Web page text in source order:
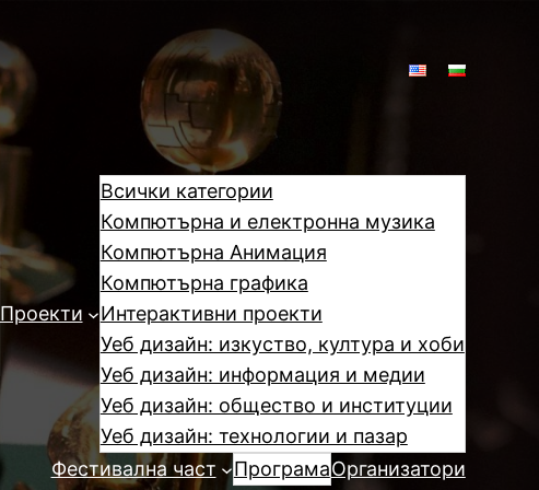
Проекти
Всички категории
Компютърна и електронна музика
Компютърна Анимация
Компютърна графика
Интерактивни проекти
Уеб дизайн: изкуство, култура и хоби
Уеб дизайн: информация и медии
Уеб дизайн: общество и институции
Уеб дизайн: технологии и пазар
Фестивална част
ПрограмаОрганизатори